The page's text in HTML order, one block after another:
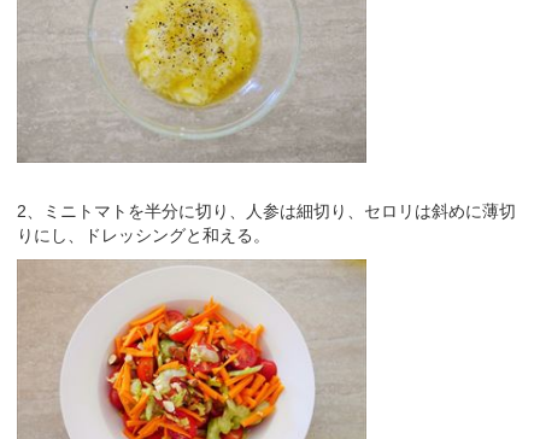
2、ミニトマトを半分に切り、人参は細切り、セロリは斜めに薄切
りにし、ドレッシングと和える。